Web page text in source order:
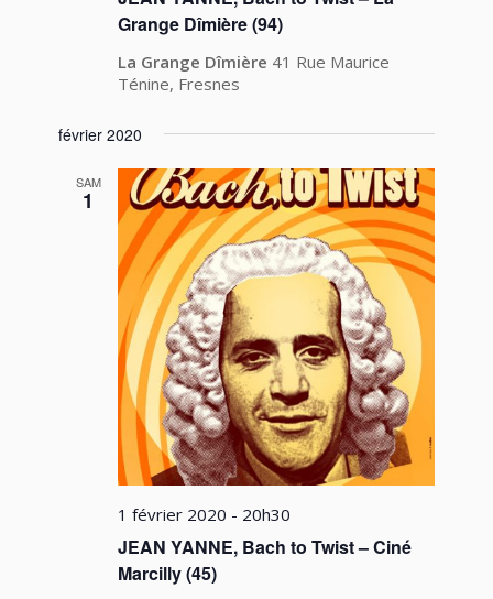
Grange Dîmière (94)
La Grange Dîmière 41 Rue Maurice
Ténine, Fresnes
février 2020
SAM
1
JEAN YANNE, Bach to Twist – Ciné
Marcilly (45)
1 février 2020 - 20h30